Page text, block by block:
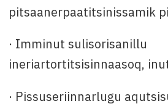
pitsaanerpaatitsinissamik
· Imminut sulisorisanillu
ineriartortitsisinnaasoq,
· Pissuseriinnarlugu